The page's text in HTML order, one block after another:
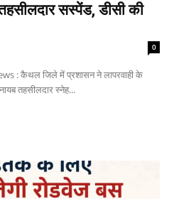
सस्पेंड, डीसी की
0
: कैथल जिले में प्रशासन ने लापरवाही के
तहसीलदार स्नेह...